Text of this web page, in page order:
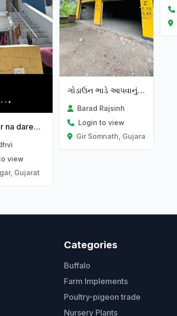
Jamnagar na dared na sardarnagar ma makan vechvanu 6e
view
Gujarat
ગોડાઉન ભાડે આપવાનું છે
Barad Rajsinh
Login to view
Gir Somnath, Gujarat
Categories
Buffalo
Farm Implements
Poultry-pigeon trade
Nursery Plants